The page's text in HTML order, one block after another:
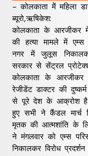
– कोलकाता मेें महिला
ब्यूरो,ऋषिकेश:
कोलकाता के आरजीकर
की हत्या मामले में
नगर में जुलूस
सरकार से सेंट्रल
कोलकाता के
रेजीडेंट डाक्टर की
से पूरे देश के आक्रोश है।
हुए सभी ने कैंडल मार्च
मृतक की आत्मशांति के
ने मंगलवार को एम्स
निकालकर विरोध प्रदर्शन